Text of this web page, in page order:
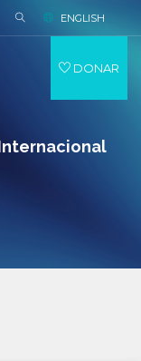
ENGLISH
DONAR